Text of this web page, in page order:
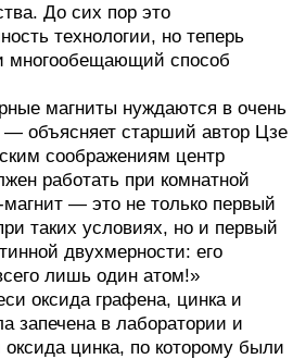
До сих пор это
технологии, но теперь
многообещающий способ
магниты нуждаются в очень
— объясняет старший автор Цзе
соображениям центр
работать при комнатной
— это не только первый
таких условиях, но и первый
двухмерности: его
лишь один атом!»
оксида графена, цинка и
запечена в лаборатории и
оксида цинка, по которому были